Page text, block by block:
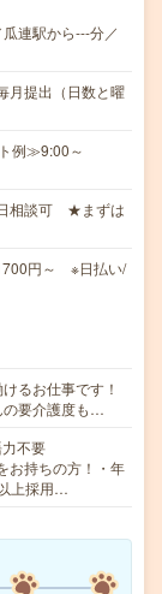
連駅から---分／
月提出（日数と曜
例≫9:00～
日相談可 ★まずは
円～ ※日払い/
るお仕事です！
の要介護度も…
不要
お持ちの方！・年
上採用…